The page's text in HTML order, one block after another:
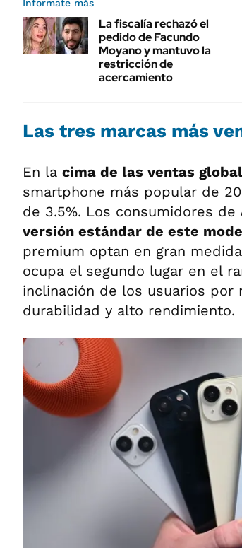
Informate más
La fiscalía rechazó el
pedido de Facundo
Moyano y mantuvo la
restricción de
acercamiento
Las tres marcas más
En la cima de las ventas
smartphone más popular de
de 3.5%. Los consumidores
versión estándar de este
premium optan en gran
ocupa el segundo lugar en el
inclinación de los usuarios por
durabilidad y alto rendimiento.